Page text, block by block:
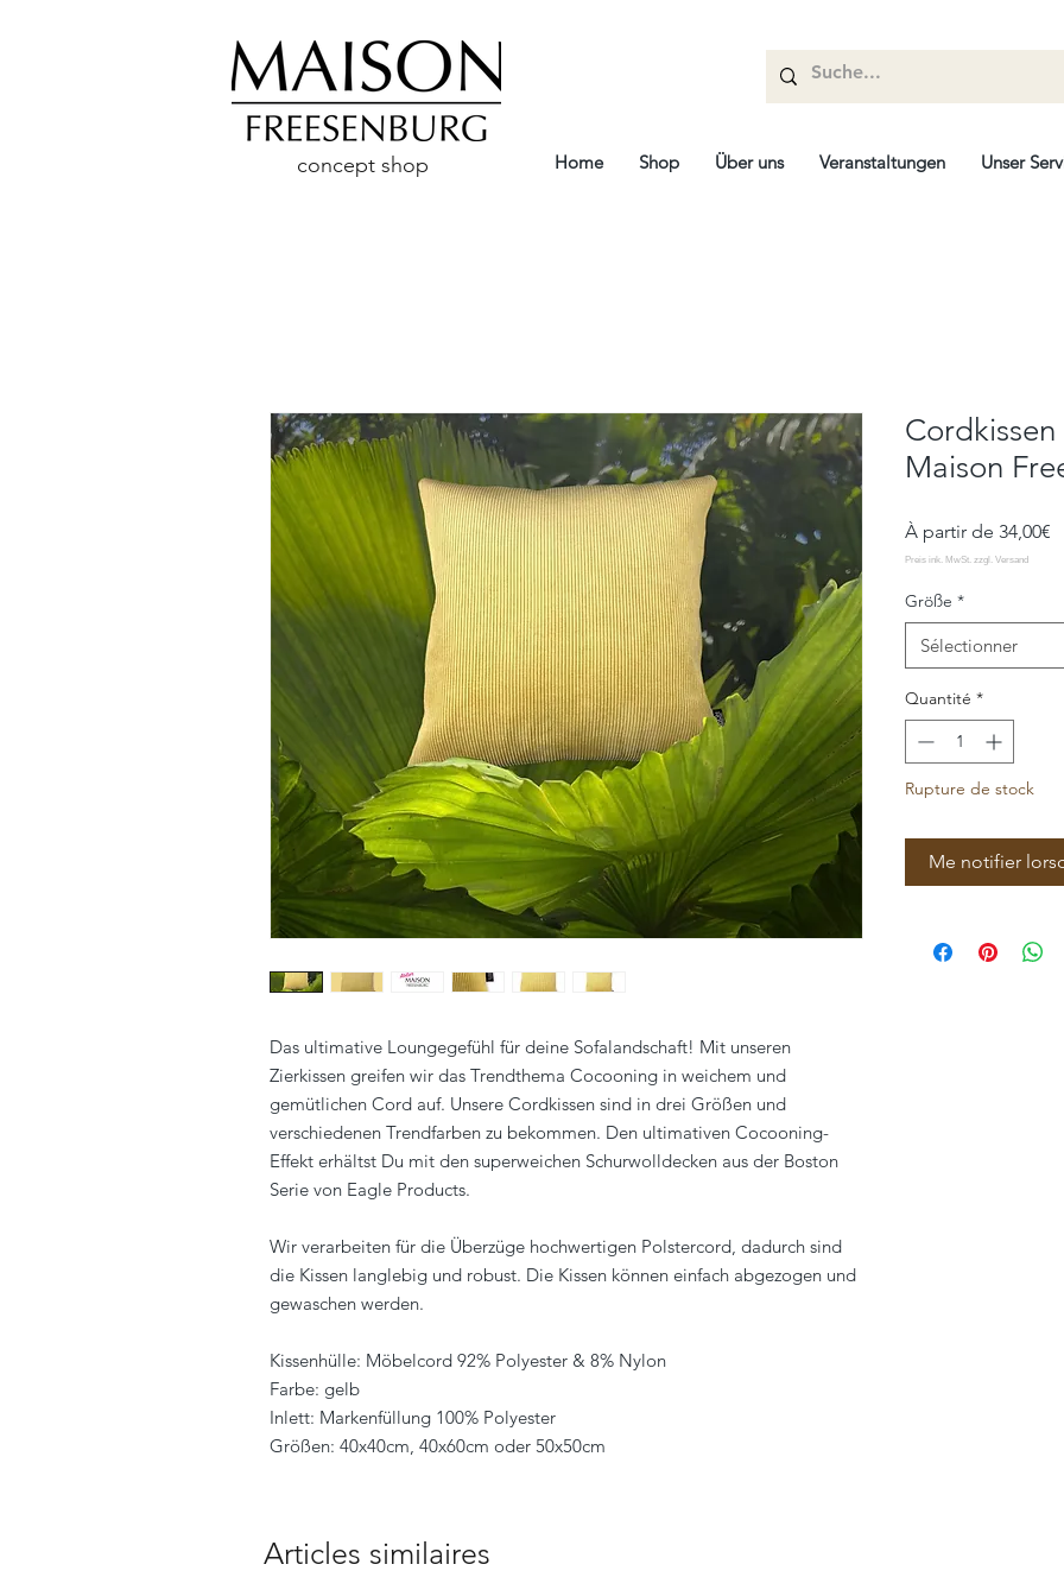
concept shop Home Shop Über uns Veranstaltungen Unser
Das ultimative Loungegefühl für deine Sofalandschaft! Mit unseren
Zierkissen greifen wir das Trendthema Cocooning in weichem und
gemütlichen Cord auf. Unsere Cordkissen sind in drei Größen und
verschiedenen Trendfarben zu bekommen. Den ultimativen Cocooning-
Effekt erhältst Du mit den superweichen Schurwolldecken aus der Boston
Serie von Eagle Products.
Wir verarbeiten für die Überzüge hochwertigen Polstercord, dadurch sind
die Kissen langlebig und robust. Die Kissen können einfach abgezogen und
gewaschen werden.
Kissenhülle: Möbelcord 92% Polyester & 8% Nylon
Farbe: gelb
Inlett: Markenfüllung 100% Polyester
Größen: 40x40cm, 40x60cm oder 50x50cm
Maison
À partir de 34,00€
Größe *
Sélectionner
Quantité *
Rupture de stock
Me notifier
Articles similaires